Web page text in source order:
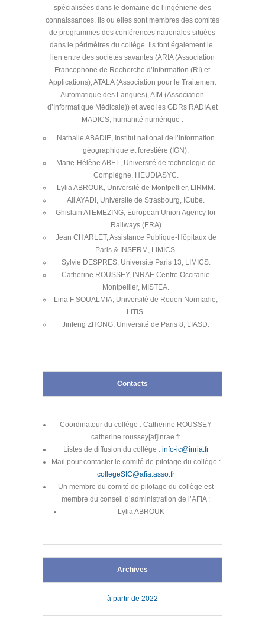
spécialisées dans le domaine de l’ingénierie des
connaissances. Ils ou elles sont membres des comités
de programmes des conférences nationales situées
dans le périmètres du collège. Ils font également le
lien entre des sociétés savantes (ARIA (Association
Francophone de Recherche d’Information (RI) et
Applications), ATALA (Association pour le Traitement
Automatique des Langues), AIM (Association
d’Informatique Médicale)) et avec les GDRs RADIA et
MADICS, humanité numérique :
Nathalie ABADIE, Institut national de l’information
géographique et forestière (IGN).
Marie-Hélène ABEL, Université de technologie de
Compiègne, HEUDIASYC.
Lylia ABROUK, Université de Montpellier, LIRMM.
Ali AYADI, Universite de Strasbourg, ICube.
Ghislain ATEMEZING, European Union Agency for
Railways (ERA)
Jean CHARLET, Assistance Publique-Hôpitaux de
Paris & INSERM, LIMICS.
Sylvie DESPRES, Université Paris 13, LIMICS.
Catherine ROUSSEY, INRAE Centre Occitanie
Montpellier, MISTEA.
Lina F SOUALMIA, Université de Rouen Normadie,
LITIS.
Jinfeng ZHONG, Université de Paris 8, LIASD.
Contacts
Coordinateur du collège : Catherine ROUSSEY
catherine.roussey[at]inrae.fr
Listes de diffusion du collège : info-ic@inria.fr
Mail pour contacter le comité de pilotage du collège :
collegeSIC@afia.asso.fr
Un membre du comité de pilotage du collège est
membre du conseil d’administration de l’AFIA :
Lylia ABROUK
Archives
à partir de 2022